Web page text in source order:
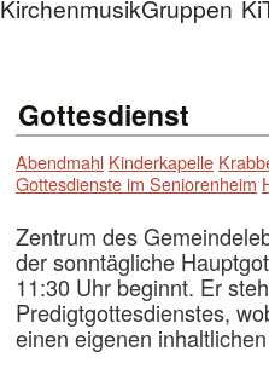
KirchenmusikGruppen
Gottesdienst
Abendmahl Kinderkapelle
Gottesdienste im Seniorenheim
Zentrum des
der sonntägliche
11:30 Uhr beginnt. Er
Predigtgottesdienstes,
einen eigenen